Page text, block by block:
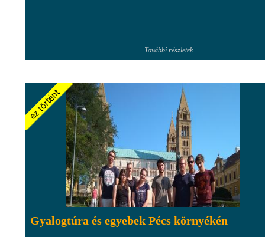
További részletek
Gyalogtúra és egyebek Pécs környékén